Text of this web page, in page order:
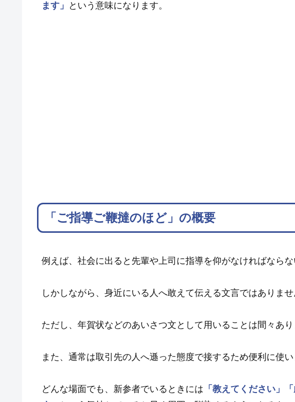
ます」
という意味になります。
「ご指導ご鞭撻のほど」の概要
例えば、社会に出ると先輩や上司に指導を仰がなければならな
しかしながら、身近にいる人へ敢えて伝える文言ではありませ
ただし、年賀状などのあいさつ文として用いることは間々あり
また、通常は取引先の人へ遜った態度で接するため便利に使い
どんな場面でも、新参者でいるときには 「教えてください」